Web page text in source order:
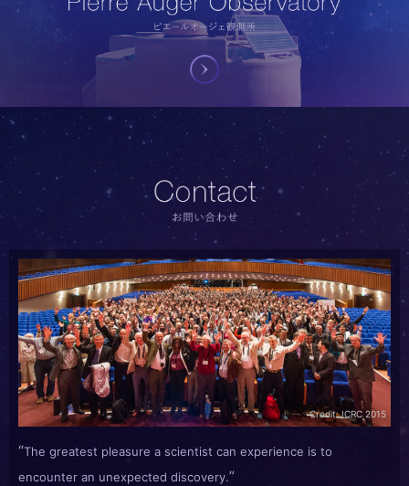
Telescope Array Experiment テレスコープアレイ実験
Pierre Auger Observatory ピエールオージェ観測所
Contact お問い合
わせ
Credit: ICRC 2015
The greatest pleasure a scientist can experience is to
encounter an unexpected discovery.